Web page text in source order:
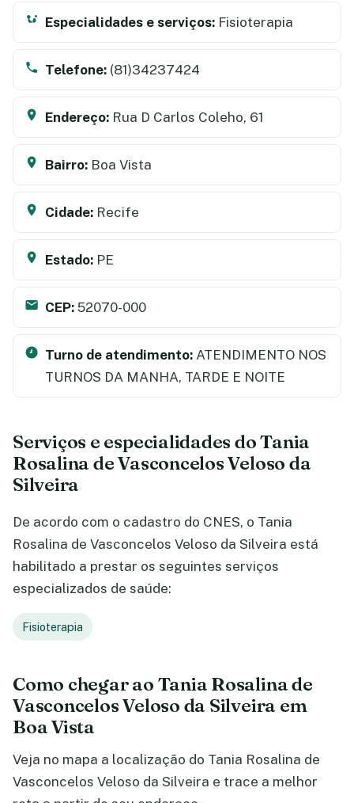
Especialidades e serviços: Fisioterapia
Telefone: (81)34237424
Endereço: Rua D Carlos Coleho, 61
Bairro: Boa Vista
Cidade: Recife
Estado: PE
CEP: 52070-000
Turno de atendimento: ATENDIMENTO NOS
TURNOS DA MANHA, TARDE E NOITE
Serviços e especialidades do Tania
Rosalina de Vasconcelos Veloso da
Silveira
De acordo com o cadastro do CNES, o Tania
Rosalina de Vasconcelos Veloso da Silveira está
habilitado a prestar os seguintes serviços
especializados de saúde:
Fisioterapia
Como chegar ao Tania Rosalina de
Vasconcelos Veloso da Silveira em
Boa Vista
Veja no mapa a localização do Tania Rosalina de
Vasconcelos Veloso da Silveira e trace a melhor